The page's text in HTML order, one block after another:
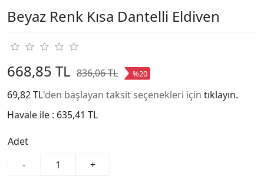
Beyaz Renk Kısa Dantelli Eldiven
668,85 TL 836,06 TL %20
69,82 TL'den başlayan taksit seçenekleri için tıklayın.
Havale ile : 635,41 TL
Adet
-
+